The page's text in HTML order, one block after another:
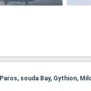
souda Bay, Gythion,